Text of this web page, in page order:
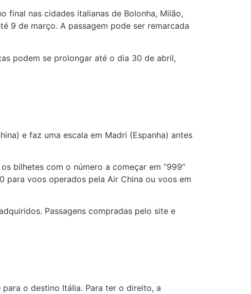
final nas cidades italianas de Bolonha, Milão,
9 de março. A passagem pode ser remarcada
podem se prolongar até o dia 30 de abril,
e faz uma escala em Madri (Espanha) antes
bilhetes com o número a começar em “999”
para voos operados pela Air China ou voos em
Passagens compradas pelo site e
o destino Itália. Para ter o direito, a